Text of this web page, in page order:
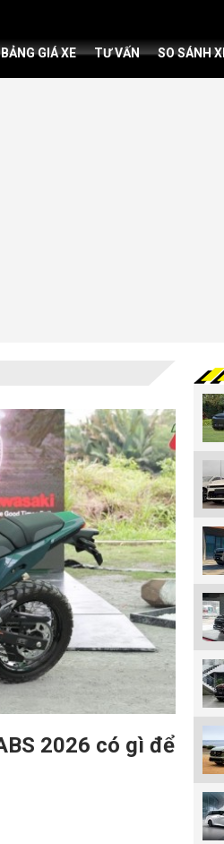
BẢNG GIÁ XE TƯ VẤN SO SÁNH
2026 có gì để